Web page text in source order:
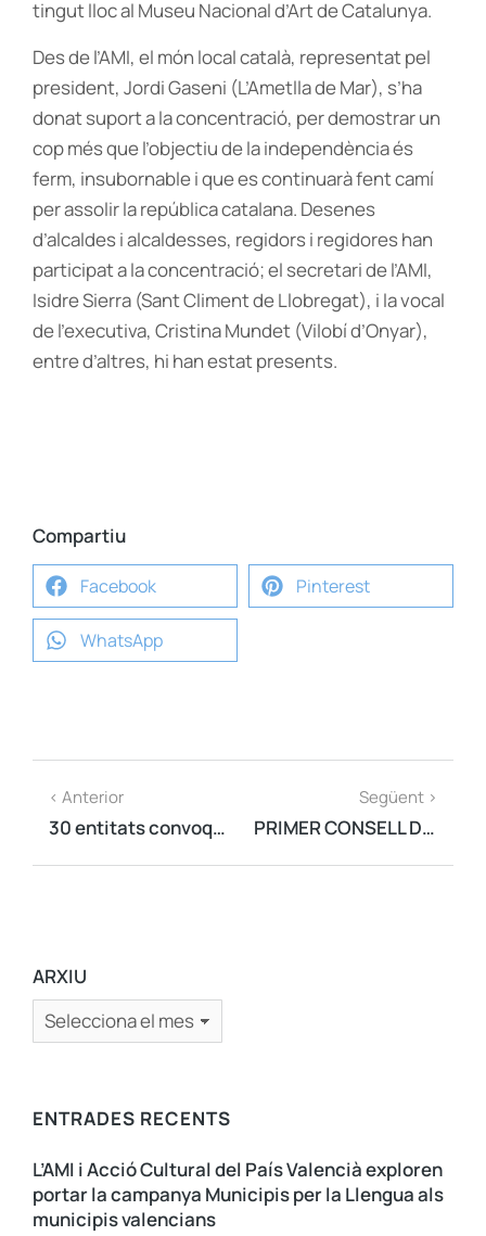
tingut lloc al Museu Nacional d’Art de Catalunya.
Des de l’AMI, el món local català, representat pel
president, Jordi Gaseni (L’Ametlla de Mar), s’ha
donat suport a la concentració, per demostrar un
cop més que l’objectiu de la independència és
ferm, insubornable i que es continuarà fent camí
per assolir la república catalana. Desenes
d’alcaldes i alcaldesses, regidors i regidores han
participat a la concentració; el secretari de l’AMI,
Isidre Sierra (Sant Climent de Llobregat), i la vocal
de l’executiva, Cristina Mundet (Vilobí d’Onyar),
entre d’altres, hi han estat presents.
Compartiu
Facebook Pinterest
WhatsApp
< Anterior
30 entitats convoquen una mobilització davant la cimera Hispano-Francesa del propers dijous
Següent >
PRIMER CONSELL DIRECTIU DE L'ANY A TORREDEMBARRA (TARRAGONÈS)
ARXIU
ENTRADES RECENTS
L’AMI i Acció Cultural del País Valencià exploren
portar la campanya Municipis per la Llengua als
municipis valencians